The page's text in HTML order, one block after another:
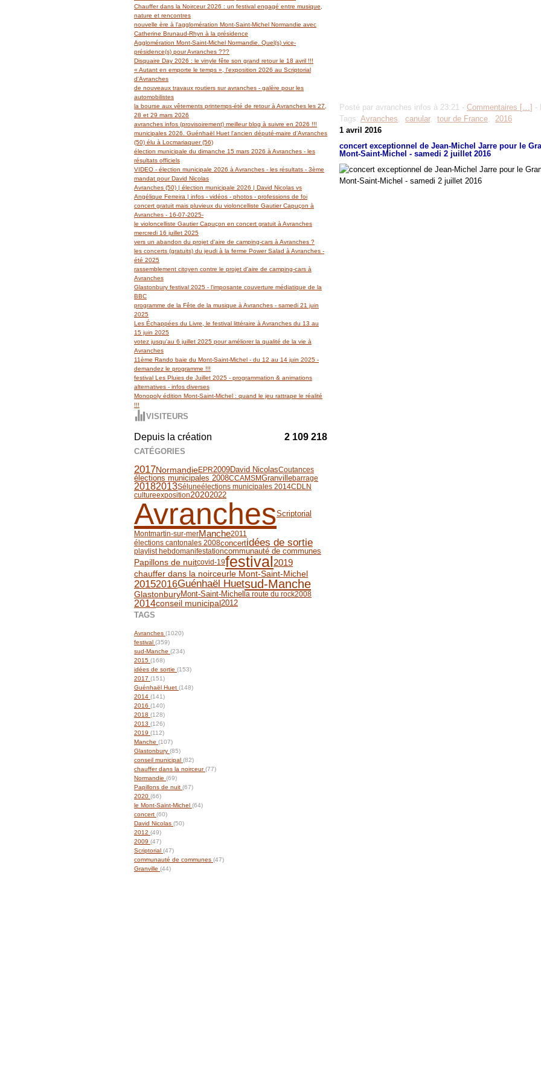
Janvier(14)
Février(19)
Janvier(14)
Mars(29)
Février(18)
Janvier(13)
Avril(27)
Mars(62)
Février(39)
Janvier(5)
Mai(14)
Avril(6)
Mars(6)
Février(2)
Janvier(3)
Chauffer dans la Noirceur 2026 : un festival engagé entre musique,
nature et rencontres
nouvelle ère à l'agglomération Mont-Saint-Michel Normandie avec
Catherine Brunaud-Rhyn à la présidence
Agglomération Mont-Saint-Michel Normandie. Quel(s) vice-
présidence(s) pour Avranches ???
Disquaire Day 2026 : le vinyle fête son grand retour le 18 avril !!!
« Autant en emporte le temps », l'exposition 2026 au Scriptorial
d'Avranches
de nouveaux travaux routiers sur avranches - galère pour les
automobilistes
la bourse aux vêtements printemps-été de retour à Avranches les 27,
28 et 29 mars 2026
avranches infos (provisoirement) meilleur blog à suivre en 2026 !!!
municipales 2026. Guénhaël Huet l'ancien député-maire d'Avranches
(50) élu à Locmariaquer (56)
élection municipale du dimanche 15 mars 2026 à Avranches - les
résultats officiels
VIDEO - élection municipale 2026 à Avranches - les résultats - 3ème
mandat pour David Nicolas
Avranches (50) | élection municipale 2026 | David Nicolas vs
Angélique Ferreira | infos - vidéos - photos - professions de foi
concert gratuit mais pluvieux du violoncelliste Gautier Capuçon à
Avranches - 16-07-2025-
le violoncelliste Gautier Capuçon en concert gratuit à Avranches
mercredi 16 juillet 2025
vers un abandon du projet d'aire de camping-cars à Avranches ?
les concerts (gratuits) du jeudi à la ferme Power Salad à Avranches -
été 2025
rassemblement citoyen contre le projet d'aire de camping-cars à
Avranches
Glastonbury festival 2025 - l'imposante couverture médiatique de la
BBC
programme de la Fête de la musique à Avranches - samedi 21 juin
2025
Les Échappées du Livre, le festival littéraire à Avranches du 13 au
15 juin 2025
votez jusqu'au 6 juillet 2025 pour améliorer la qualité de la vie à
Avranches
11ème Rando baie du Mont-Saint-Michel - du 12 au 14 juin 2025 -
demandez le programme !!!
festival Les Pluies de Juillet 2025 - programmation & animations
alternatives - infos diverses
Monopoly édition Mont-Saint-Michel : quand le jeu rattrape le réalité
!!!
VISITEURS
Depuis la création 2 109 218
CATÉGORIES
2017NormandieEPR2009David NicolasCoutances
élections municipales 2008CCAMSMGranvillebarrage
20182013Séluneélections municipales 2014CDLN
cultureexposition20202022
AvranchesScriptorial
Montmartin-sur-merManche2011
élections cantonales 2008concertidées de sortie
playlist hebdomanifestationcommunauté de communes
Papillons de nuitcovid-19festival 2019
chauffer dans la noirceurle Mont-Saint-Michel
20152016Guénhaël Huetsud-Manche
GlastonburyMont-Saint-Michel la route du rock2008
2014conseil municipal2012
TAGS
Avranches (1020)
festival (359)
sud-Manche (234)
2015 (168)
idées de sortie (153)
2017 (151)
Guénhaël Huet (148)
2014 (141)
2016 (140)
2018 (128)
2013 (126)
2019 (112)
Manche (107)
Glastonbury (85)
conseil municipal (82)
chauffer dans la noirceur(77)
Normandie (69)
Papillons de nuit (67)
2020 (66)
le Mont-Saint-Michel (64)
concert (60)
David Nicolas (50)
2012 (49)
2009 (47)
Scriptorial (47)
communauté de communes (47)
Granville (44)
Posté par avranches infos à 23:21 - Commentaires […] -
Tags: Avranches, canular, tour de France, 2016
1 avril 2016
concert exceptionnel de Jean-Michel Jarre pour le
Mont-Saint-Michel - samedi 2 juillet 2016